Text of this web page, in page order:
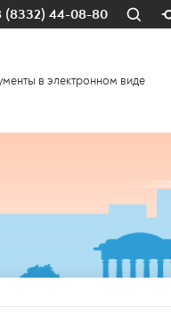
(8332) 44-08-80
в электронном виде